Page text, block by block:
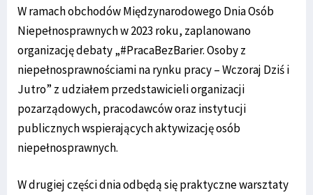
W ramach obchodów Międzynarodowego Dnia Osób
Niepełnosprawnych w 2023 roku, zaplanowano
organizację debaty „#PracaBezBarier. Osoby z
niepełnosprawnościami na rynku pracy – Wczoraj Dziś i
Jutro” z udziałem przedstawicieli organizacji
pozarządowych, pracodawców oraz instytucji
publicznych wspierających aktywizację osób
niepełnosprawnych.
W drugiej części dnia odbędą się praktyczne warsztaty